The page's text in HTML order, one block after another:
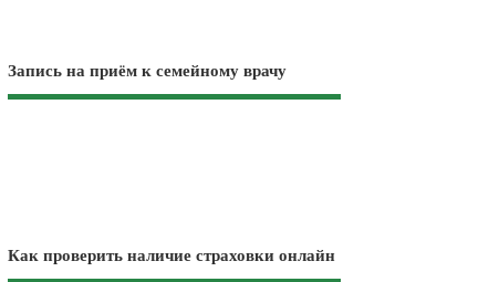
Запись на приём к семейному врачу
Как проверить наличие страховки онлайн